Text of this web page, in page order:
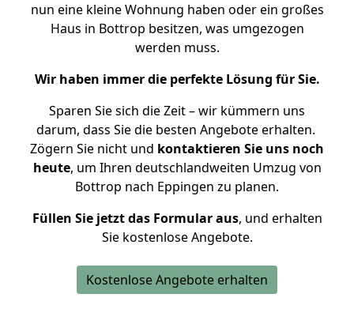
nun eine kleine Wohnung haben oder ein großes
Haus in Bottrop besitzen, was umgezogen
werden muss.
Wir haben immer die perfekte Lösung für Sie.
Sparen Sie sich die Zeit – wir kümmern uns
darum, dass Sie die besten Angebote erhalten.
Zögern Sie nicht und kontaktieren Sie uns noch
heute, um Ihren deutschlandweiten Umzug von
Bottrop nach Eppingen zu planen.
Füllen Sie jetzt das Formular aus, und erhalten
Sie kostenlose Angebote.
Kostenlose Angebote erhalten